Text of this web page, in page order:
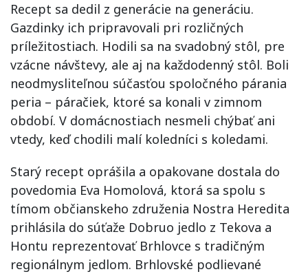
Recept sa dedil z generácie na generáciu.
Gazdinky ich pripravovali pri rozličných
príležitostiach. Hodili sa na svadobný stôl, pre
vzácne návštevy, ale aj na každodenný stôl. Boli
neodmysliteľnou súčasťou spoločného párania
peria – páračiek, ktoré sa konali v zimnom
období. V domácnostiach nesmeli chýbať ani
vtedy, keď chodili malí koledníci s koledami.
Starý recept oprášila a opakovane dostala do
povedomia Eva Homolová, ktorá sa spolu s
tímom občianskeho združenia Nostra Heredita
prihlásila do súťaže Dobruo jedlo z Tekova a
Hontu reprezentovať Brhlovce s tradičným
regionálnym jedlom. Brhlovské podlievané